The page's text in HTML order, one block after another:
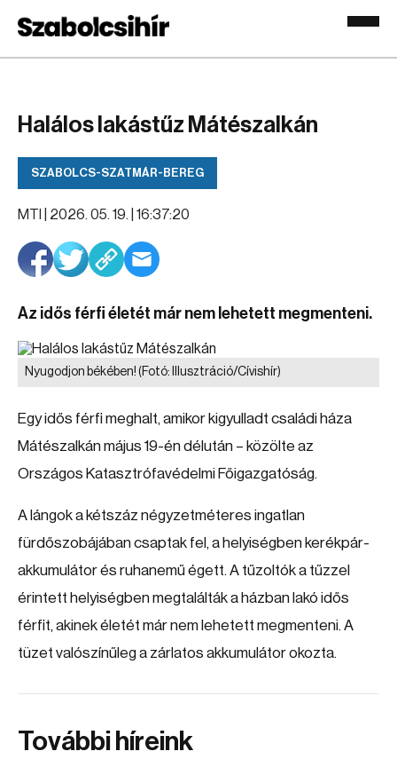
Halálos lakástűz Mátészalkán
SZABOLCS-SZATMÁR-BEREG
MTI | 2026. 05. 19. | 16:37:20
Az idős férfi életét már nem lehetett megmenteni.
Nyugodjon békében! (Fotó: Illusztráció/Cívishír)
Egy idős férfi meghalt, amikor kigyulladt családi háza
Mátészalkán május 19-én délután – közölte az
Országos Katasztrófavédelmi Főigazgatóság.
A lángok a kétszáz négyzetméteres ingatlan
fürdőszobájában csaptak fel, a helyiségben kerékpár-
akkumulátor és ruhanemű égett. A tűzoltók a tűzzel
érintett helyiségben megtalálták a házban lakó idős
férfit, akinek életét már nem lehetett megmenteni. A
tüzet valószínűleg a zárlatos akkumulátor okozta.
További híreink